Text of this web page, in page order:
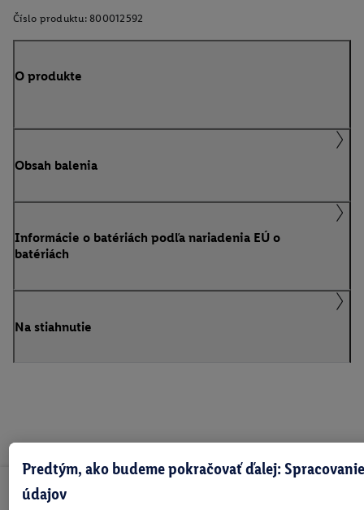
Číslo produktu: 800012592
O produkte
Obsah balenia
Informácie o batériách podľa nariadenia EÚ o
batériách
Na stiahnutie
Predtým, ako budeme pokračovať ďalej:
údajov